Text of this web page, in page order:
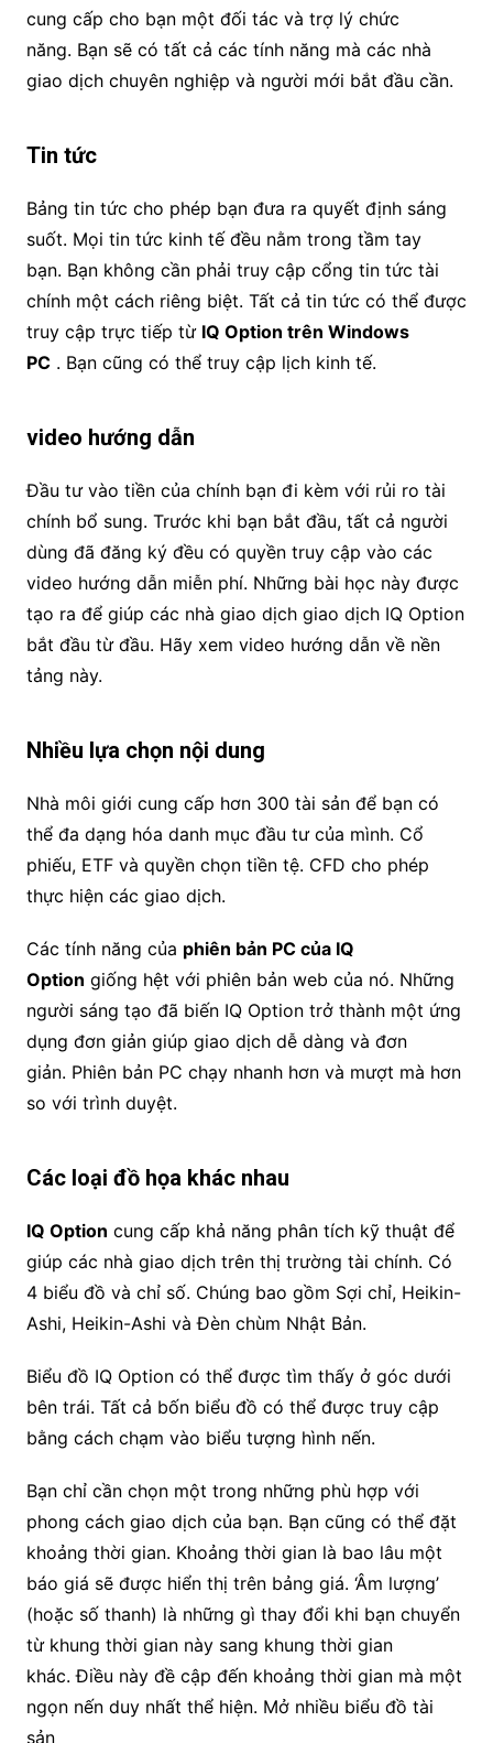
cung cấp cho bạn một đối tác và trợ lý chức
năng. Bạn sẽ có tất cả các tính năng mà các nhà
giao dịch chuyên nghiệp và người mới bắt đầu cần.
Tin tức
Bảng tin tức cho phép bạn đưa ra quyết định sáng
suốt. Mọi tin tức kinh tế đều nằm trong tầm tay
bạn. Bạn không cần phải truy cập cổng tin tức tài
chính một cách riêng biệt. Tất cả tin tức có thể được
truy cập trực tiếp từ IQ Option trên Windows
PC. Bạn cũng có thể truy cập lịch kinh tế.
video hướng dẫn
Đầu tư vào tiền của chính bạn đi kèm với rủi ro tài
chính bổ sung. Trước khi bạn bắt đầu, tất cả người
dùng đã đăng ký đều có quyền truy cập vào các
video hướng dẫn miễn phí. Những bài học này được
tạo ra để giúp các nhà giao dịch giao dịch IQ Option
bắt đầu từ đầu. Hãy xem video hướng dẫn về nền
tảng này.
Nhiều lựa chọn nội dung
Nhà môi giới cung cấp hơn 300 tài sản để bạn có
thể đa dạng hóa danh mục đầu tư của mình. Cổ
phiếu, ETF và quyền chọn tiền tệ. CFD cho phép
thực hiện các giao dịch.
Các tính năng của phiên bản PC của IQ
Option giống hệt với phiên bản web của nó. Những
người sáng tạo đã biến IQ Option trở thành một ứng
dụng đơn giản giúp giao dịch dễ dàng và đơn
giản. Phiên bản PC chạy nhanh hơn và mượt mà hơn
so với trình duyệt.
Các loại đồ họa khác nhau
IQ Option cung cấp khả năng phân tích kỹ thuật để
giúp các nhà giao dịch trên thị trường tài chính. Có
4 biểu đồ và chỉ số. Chúng bao gồm Sợi chỉ, Heikin-
Ashi, Heikin-Ashi và Đèn chùm Nhật Bản.
Biểu đồ IQ Option có thể được tìm thấy ở góc dưới
bên trái. Tất cả bốn biểu đồ có thể được truy cập
bằng cách chạm vào biểu tượng hình nến.
Bạn chỉ cần chọn một trong những phù hợp với
phong cách giao dịch của bạn. Bạn cũng có thể đặt
khoảng thời gian. Khoảng thời gian là bao lâu một
báo giá sẽ được hiển thị trên bảng giá. ‘Âm lượng’
(hoặc số thanh) là những gì thay đổi khi bạn chuyển
từ khung thời gian này sang khung thời gian
khác. Điều này đề cập đến khoảng thời gian mà một
ngọn nến duy nhất thể hiện. Mở nhiều biểu đồ tài
sản